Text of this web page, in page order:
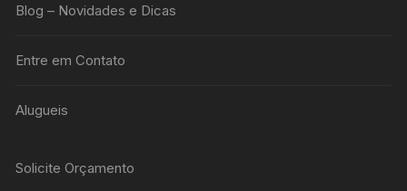
Blog – Novidades e Dicas
Entre em Contato
Alugueis
Solicite Orçamento